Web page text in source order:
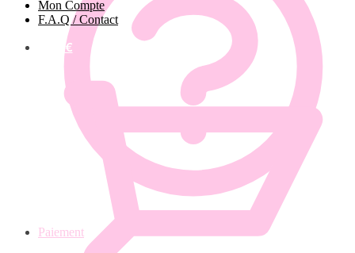
Paiement
Mon Compte
F.A.Q / Contact
€